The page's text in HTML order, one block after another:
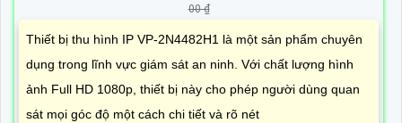
00 ₫
Thiết bị thu hình IP VP-2N4482H1 là một sản phẩm chuyên
dụng trong lĩnh vực giám sát an ninh. Với chất lượng hình
ảnh Full HD 1080p, thiết bị này cho phép người dùng quan
sát mọi góc độ một cách chi tiết và rõ nét